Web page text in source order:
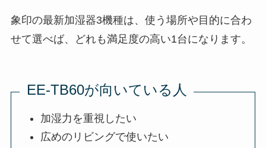
象印の最新加湿器3機種は、使う場所や目的に合わ
せて選べば、どれも満足度の高い1台になります。
EE-TB60が向いている人
加湿力を重視したい
広めのリビングで使いたい